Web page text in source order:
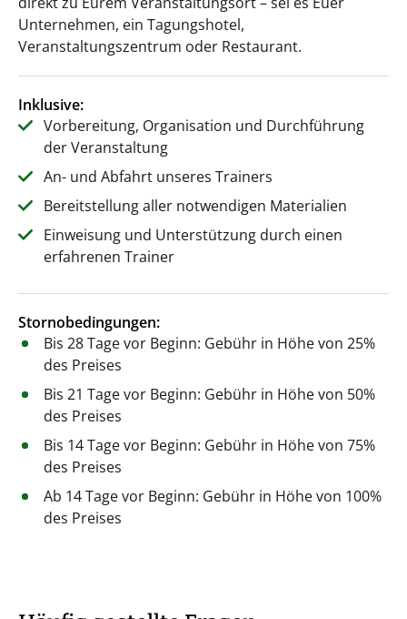
Unternehmen, ein Tagungshotel,
Veranstaltungszentrum oder Restaurant.
Inklusive:
Vorbereitung, Organisation und Durchführung
der Veranstaltung
An- und Abfahrt unseres Trainers
Bereitstellung aller notwendigen Materialien
Einweisung und Unterstützung durch einen
erfahrenen Trainer
Stornobedingungen:
Bis 28 Tage vor Beginn: Gebühr in Höhe von 25%
des Preises
Bis 21 Tage vor Beginn: Gebühr in Höhe von 50%
des Preises
Bis 14 Tage vor Beginn: Gebühr in Höhe von 75%
des Preises
Ab 14 Tage vor Beginn: Gebühr in Höhe von 100%
des Preises